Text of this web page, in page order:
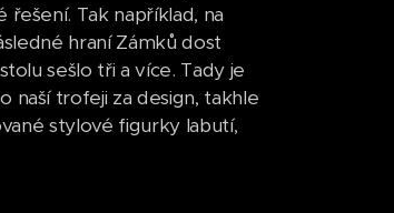
Tak například, na
hraní Zámků dost
sešlo tři a více. Tady je
naší trofeji za design, takhle
stylové figurky labutí,